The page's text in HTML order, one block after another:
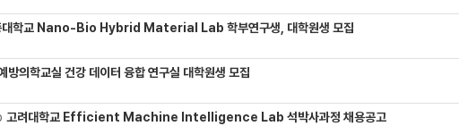
대학교 Nano-Bio Hybrid Material Lab 학부연구생, 대학원생 모집
방의학교실 건강 데이터 융합 연구실 대학원생 모집
고려대학교 Efficient Machine Intelligence Lab 석박사과정 채용공고